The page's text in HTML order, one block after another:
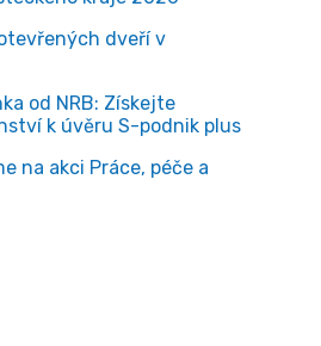
dveří v
od NRB: Získejte
k úvěru S-podnik plus
na akci Práce, péče a